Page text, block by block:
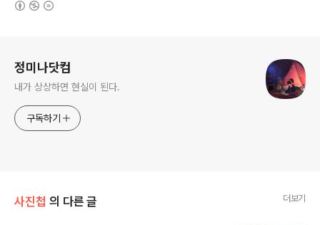
정미나닷컴
내가 상상하면 현실이 된다.
구독하기
사진첩 의 다른 글 더보기